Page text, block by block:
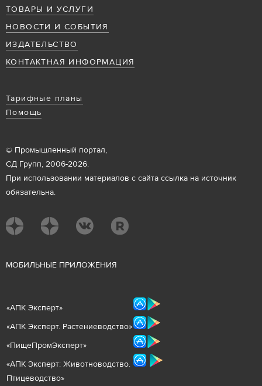
ТОВАРЫ И УСЛУГИ
НОВОСТИ И СОБЫТИЯ
ИЗДАТЕЛЬСТВО
КОНТАКТНАЯ ИНФОРМАЦИЯ
Тарифные планы
Помощь
© Промышленный портал,
СД Групп, 2006-2026.
При использовании материалов с сайта ссылка на источник
обязательна.
МОБИЛЬНЫЕ ПРИЛОЖЕНИЯ
«АПК Эксперт»
«АПК Эксперт. Растениеводство»
«ПищеПромЭксперт»
«АПК Эксперт: Животноводство.
Птицеводство»